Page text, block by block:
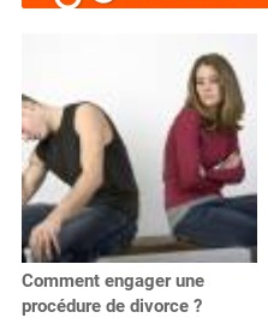
Comment engager une
procédure de divorce ?